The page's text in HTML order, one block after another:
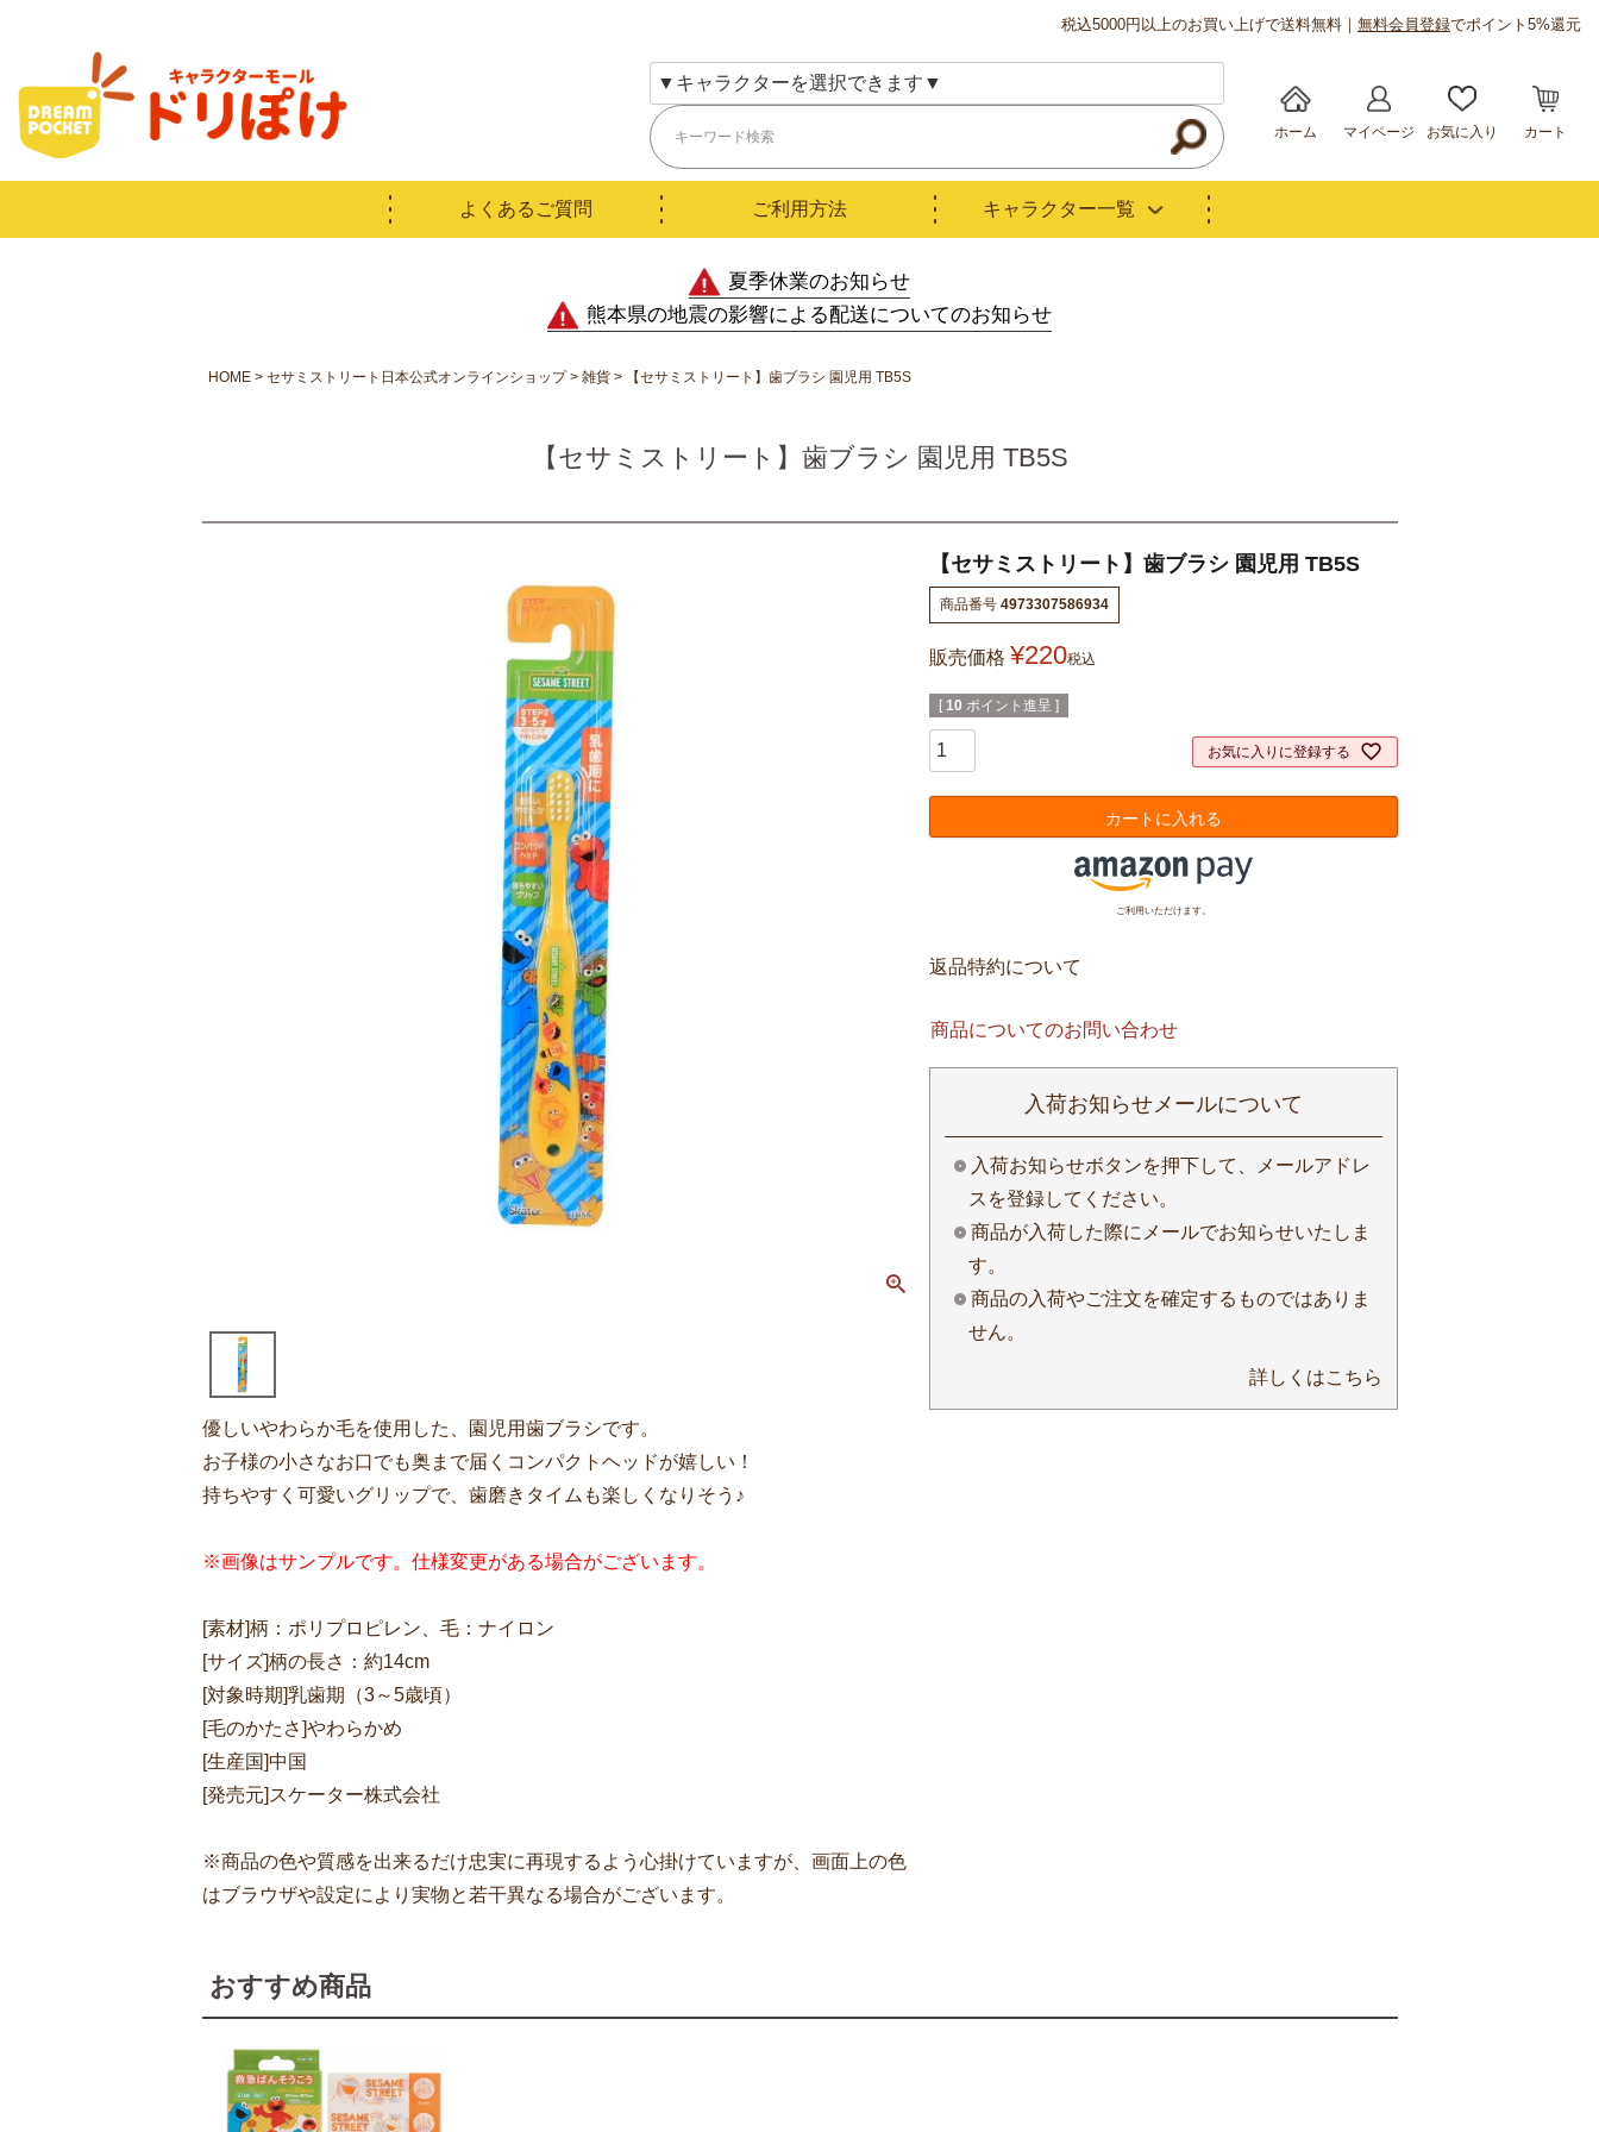
税込5000円以上のお買い上げで送料無料｜ 無料会員登録でポイント5%還元
ホーム マイページ お気に入り カート
よくあるご質問 ご利用方法 キャラクター一覧
夏季休業のお知らせ
熊本県の地震の影響による配送についてのお知らせ
HOME セサミストリート日本公式オンラインショップ 雑貨 【セサミストリート】歯ブラシ 園児用 TB5S
【セサミストリート】歯ブラシ 園児用 TB5S
優しいやわらか毛を使用した、園児用歯ブラシです。
お子様の小さなお口でも奥まで届くコンパクトヘッドが嬉しい！
持ちやすく可愛いグリップで、歯磨きタイムも楽しくなりそう♪
※画像はサンプルです。仕様変更がある場合がございます。
[素材]柄：ポリプロピレン、毛：ナイロン
[サイズ]柄の長さ：約14cm
[対象時期]乳歯期（3～5歳頃）
[毛のかたさ]やわらかめ
[生産国]中国
[発売元]スケーター株式会社
※商品の色や質感を出来るだけ忠実に再現するよう心掛けていますが、画面上の色
はブラウザや設定により実物と若干異なる場合がございます。
【セサミストリート】歯ブラシ 園児用 TB5S
商品番号 4973307586934
販売価格 ¥220税込
[ 10 ポイント進呈 ]
お気に入りに登録する
カートに入れる
ご利用いただけます。
返品特約について
商品についてのお問い合わせ
入荷お知らせメールについて
入荷お知らせボタンを押下して、メールアドレ
スを登録してください。
商品が入荷した際にメールでお知らせいたしま
す。
商品の入荷やご注文を確定するものではありま
せん。
詳しくはこちら
おすすめ商品